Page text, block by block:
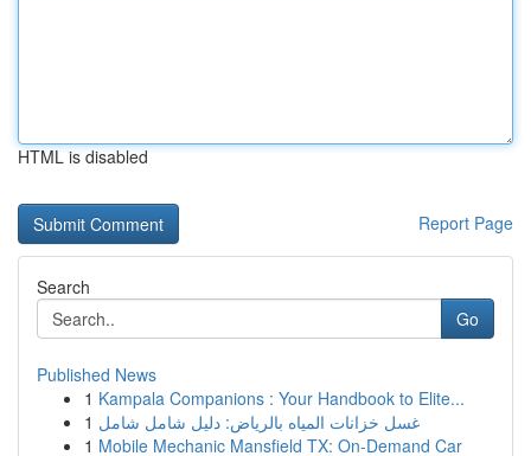
HTML is disabled
Report Page
Search
Go
Published News
1 Kampala Companions : Your Handbook to Elite...
1 غسل خزانات المياه بالرياض: دليل شامل شامل
1 Mobile Mechanic Mansfield TX: On-Demand Car